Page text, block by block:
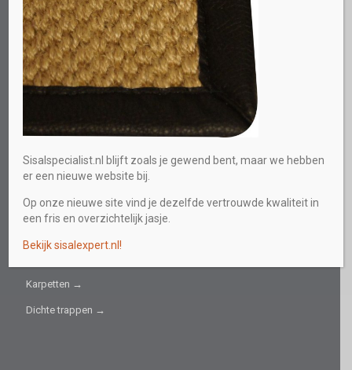
Direct persoonlijk advies
0613219559
E-mail
info@sisalspecialist.nl
Collectie →
Sisal fijn →
Karpetten →
Dichte trappen →
Sisalspecialist.nl blijft zoals je gewend bent, maar we hebben
er een nieuwe website bij.
Op onze nieuwe site vind je dezelfde vertrouwde kwaliteit in
een fris en overzichtelijk jasje.
Bekijk sisalexpert.nl!